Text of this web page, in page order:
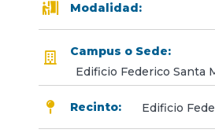
Modalidad:
Campus o Sede:
Edificio Federico Santa
Recinto: Edificio